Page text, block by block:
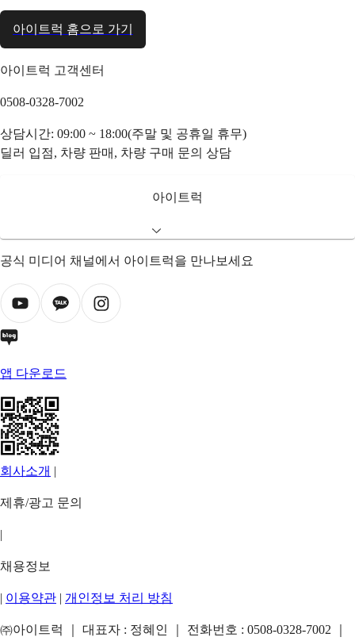
아이트럭 홈으로 가기
아이트럭 고객센터
0508-0328-7002
상담시간: 09:00 ~ 18:00(주말 및 공휴일 휴무)
딜러 입점, 차량 판매, 차량 구매 문의 상담
아이트럭
공식 미디어 채널에서 아이트럭을 만나보세요
앱 다운로드
회사소개 |
제휴/광고 문의
|
채용정보
| 이용약관 | 개인정보 처리 방침
㈜아이트럭 ｜ 대표자 : 정혜인 ｜ 전화번호 : 0508-0328-7002